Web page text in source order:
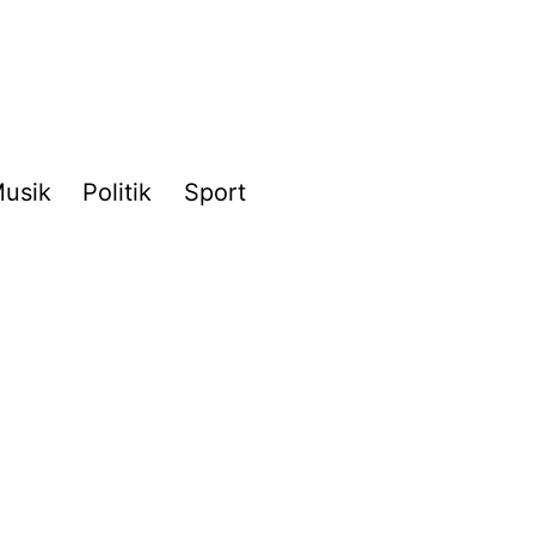
Politik Sport